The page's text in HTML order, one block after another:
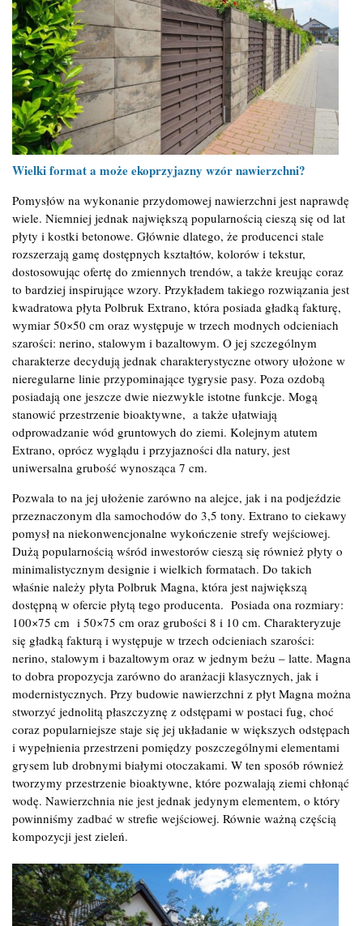
Wielki format a może ekoprzyjazny wzór nawierzchni?
Pomysłów na wykonanie przydomowej nawierzchni jest naprawdę
wiele. Niemniej jednak największą popularnością cieszą się od lat
płyty i kostki betonowe. Głównie dlatego, że producenci stale
rozszerzają gamę dostępnych kształtów, kolorów i tekstur,
dostosowując ofertę do zmiennych trendów, a także kreując coraz
to bardziej inspirujące wzory. Przykładem takiego rozwiązania jest
kwadratowa płyta Polbruk Extrano, która posiada gładką fakturę,
wymiar 50×50 cm oraz występuje w trzech modnych odcieniach
szarości: nerino, stalowym i bazaltowym. O jej szczególnym
charakterze decydują jednak charakterystyczne otwory ułożone w
nieregularne linie przypominające tygrysie pasy. Poza ozdobą
posiadają one jeszcze dwie niezwykle istotne funkcje. Mogą
stanowić przestrzenie bioaktywne, a także ułatwiają
odprowadzanie wód gruntowych do ziemi. Kolejnym atutem
Extrano, oprócz wyglądu i przyjazności dla natury, jest
uniwersalna grubość wynosząca 7 cm.
Pozwala to na jej ułożenie zarówno na alejce, jak i na podjeździe
przeznaczonym dla samochodów do 3,5 tony. Extrano to ciekawy
pomysł na niekonwencjonalne wykończenie strefy wejściowej.
Dużą popularnością wśród inwestorów cieszą się również płyty o
minimalistycznym designie i wielkich formatach. Do takich
właśnie należy płyta Polbruk Magna, która jest największą
dostępną w ofercie płytą tego producenta. Posiada ona rozmiary:
100×75 cm i 50×75 cm oraz grubości 8 i 10 cm. Charakteryzuje
się gładką fakturą i występuje w trzech odcieniach szarości:
nerino, stalowym i bazaltowym oraz w jednym beżu – latte. Magna
to dobra propozycja zarówno do aranżacji klasycznych, jak i
modernistycznych. Przy budowie nawierzchni z płyt Magna można
stworzyć jednolitą płaszczyznę z odstępami w postaci fug, choć
coraz popularniejsze staje się jej układanie w większych odstępach
i wypełnienia przestrzeni pomiędzy poszczególnymi elementami
grysem lub drobnymi białymi otoczakami. W ten sposób również
tworzymy przestrzenie bioaktywne, które pozwalają ziemi chłonąć
wodę. Nawierzchnia nie jest jednak jedynym elementem, o który
powinniśmy zadbać w strefie wejściowej. Równie ważną częścią
kompozycji jest zieleń.